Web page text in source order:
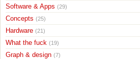
Software & Apps (29)
Concepts (25)
Hardware (21)
What the fuck (19)
Graph & design (7)